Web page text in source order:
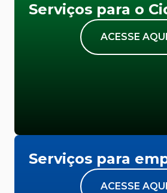
Serviços para o
ACESSE AQUI
Serviços para
ACESSE AQUI